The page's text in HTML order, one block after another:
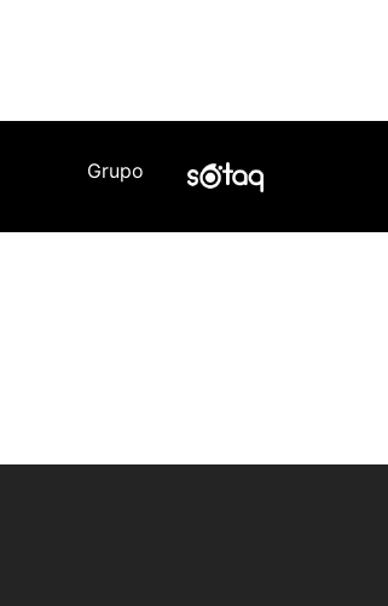
Grupo